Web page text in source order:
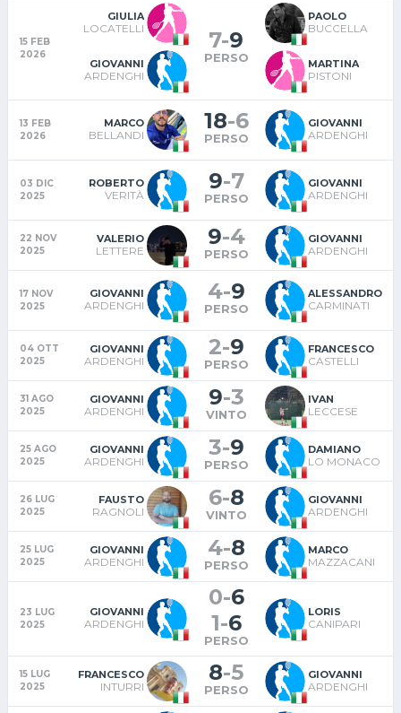
15 FEB
2026
GIULIA
LOCATELLI
GIOVANNI
ARDENGHI
7-9
PERSO
PAOLO
BUCCELLA
MARTINA
PISTONI
13 FEB
2026
MARCO
BELLANDI
18-6
PERSO
GIOVANNI
ARDENGHI
03 DIC
2025
ROBERTO
VERITÀ
9-7
PERSO
GIOVANNI
ARDENGHI
22 NOV
2025
VALERIO
LETTERE
9-4
PERSO
GIOVANNI
ARDENGHI
17 NOV
2025
GIOVANNI
ARDENGHI
4-9
PERSO
ALESSANDRO
CARMINATI
04 OTT
2025
GIOVANNI
ARDENGHI
2-9
PERSO
FRANCESCO
CASTELLI
31 AGO
2025
GIOVANNI
ARDENGHI
9-3
VINTO
IVAN
LECCESE
25 AGO
2025
GIOVANNI
ARDENGHI
3-9
PERSO
DAMIANO
LO MONACO
26 LUG
2025
FAUSTO
RAGNOLI
6-8
VINTO
GIOVANNI
ARDENGHI
25 LUG
2025
GIOVANNI
ARDENGHI
4-8
PERSO
MARCO
MAZZACANI
23 LUG
2025
GIOVANNI
ARDENGHI
0-6
1-6
PERSO
LORIS
CANIPARI
15 LUG
2025
FRANCESCO
INTURRI
8-5
PERSO
GIOVANNI
ARDENGHI